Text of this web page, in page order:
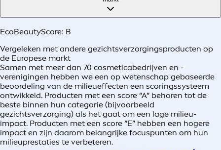
EcoBeautyScore: B
Vergeleken met andere gezichtsverzorgingsproducten op
de Europese markt
Samen met meer dan 70 cosmeticabedrijven en -
verenigingen hebben we een op wetenschap gebaseerde
beoordeling van de milieueffecten een scoringssysteem
ontwikkeld. Producten met een score “A” behoren tot de
beste binnen hun categorie (bijvoorbeeld
gezichtsverzorging) als het gaat om een lage milieu-
impact. Producten met een score “E” hebben een hogere
impact en zijn daarom belangrijke focuspunten om hun
milieuprestaties te verbeteren.